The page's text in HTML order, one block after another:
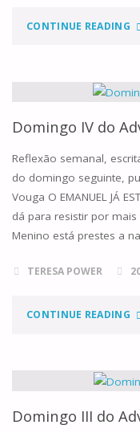
CONTINUE READING
Domingo IV do
Reflexão semanal,
do domingo seguinte,
Vouga O EMANUEL JÁ
dá para resistir por
Menino está prestes a
TERESA POWER
CONTINUE READING
Domingo III do